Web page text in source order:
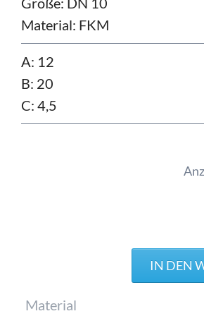
Material: FKM
A: 12
B: 20
C: 4,5
Pflichtfeld
Material